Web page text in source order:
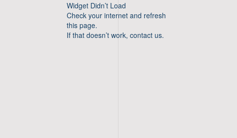
Widget Didn’t Load
Check your internet and refresh
this page.
If that doesn’t work, contact us.